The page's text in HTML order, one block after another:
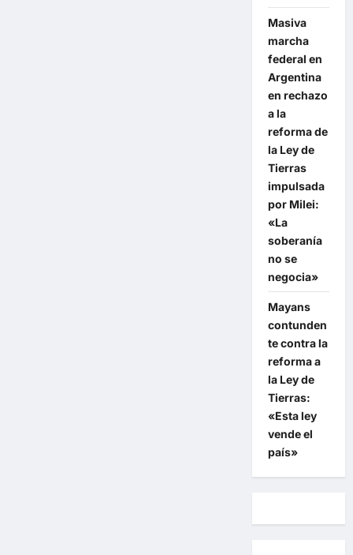
Masiva
marcha
federal en
Argentina
en rechazo
a la
reforma de
la Ley de
Tierras
impulsada
por Milei:
«La
soberanía
no se
negocia»
Mayans
contunden
te contra la
reforma a
la Ley de
Tierras:
«Esta ley
vende el
país»